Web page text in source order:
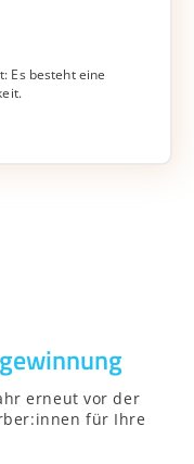
Es besteht eine
erneut vor der
für Ihre